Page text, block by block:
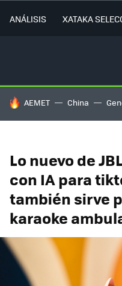
ANÁLISIS XATAKA
HOY SE HABLA DE
AEMET China
Lo nuevo de
con IA para
también sirve
karaoke